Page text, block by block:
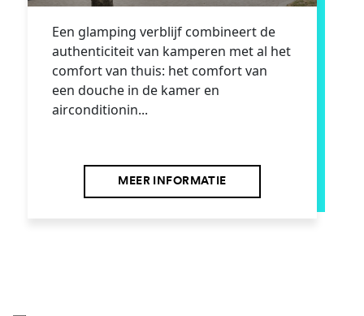
Een glamping verblijf combineert de
authenticiteit van kamperen met al het
comfort van thuis: het comfort van
een douche in de kamer en
airconditionin...
MEER INFORMATIE